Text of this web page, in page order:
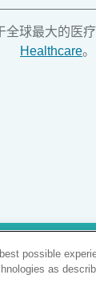
全球最大的医
Healthcare。
Photos are
31.12.2028
possible
as